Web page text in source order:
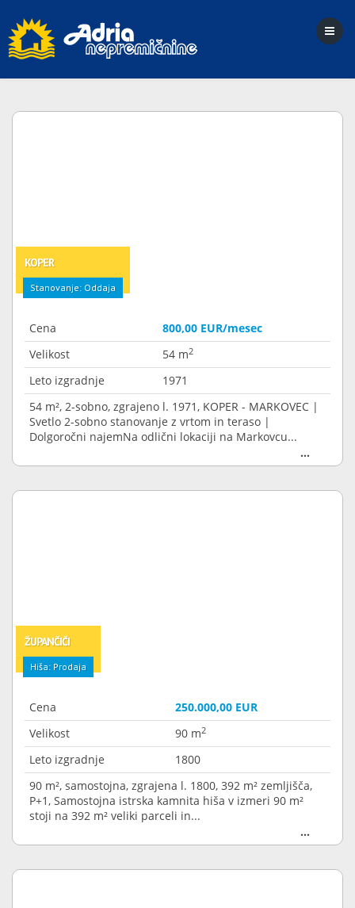
KOPER
Stanovanje: Oddaja
Cena
800,00 EUR/mesec
Velikost
54 m2
Leto izgradnje
1971
54 m², 2-sobno, zgrajeno l. 1971, KOPER - MARKOVEC |
Svetlo 2-sobno stanovanje z vrtom in teraso |
Dolgoročni najemNa odlični lokaciji na Markovcu...
ŽUPANČIČI
Hiša: Prodaja
Cena
250.000,00 EUR
Velikost
90 m2
Leto izgradnje
1800
90 m², samostojna, zgrajena l. 1800, 392 m² zemljišča,
P+1, Samostojna istrska kamnita hiša v izmeri 90 m²
stoji na 392 m² veliki parceli in...